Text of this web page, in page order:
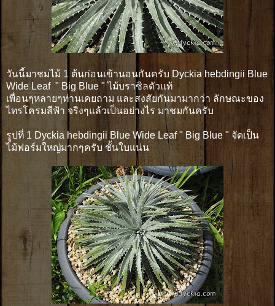
วันนี้มาชมไม้ 1 ต้นก่อนเข้านอนกันครับ Dyckia hebdingii Blue
Wide Leaf " Big Blue " ไม้บราซิลตัวแท้
เพื่อนๆหลายๆท่านเคยถาม และสงสัยกันมามากว่า ลักษณะของ
ไทรโครมสีฟ้า จริงๆแล้วเป็นอย่างไร มาชมกันครับ
รูปที่ 1 Dyckia hebdingii Blue Wide Leaf " Big Blue " จัดเป็น
ไม้ฟอร์มใหญ่มากๆครับ ชั้นใบแน่น